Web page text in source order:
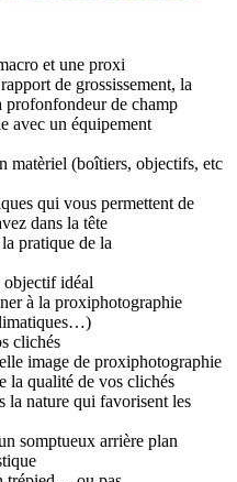
et une proxi
de grossissement, la
profonfondeur de champ
avec un équipement
matèriel (boîtiers, objectifs, etc
qui vous permettent de
dans la tête
pratique de la
idéal
à la proxiphotographie
clichés
image de proxiphotographie
la qualité de vos clichés
la nature qui favorisent les
somptueux arrière plan